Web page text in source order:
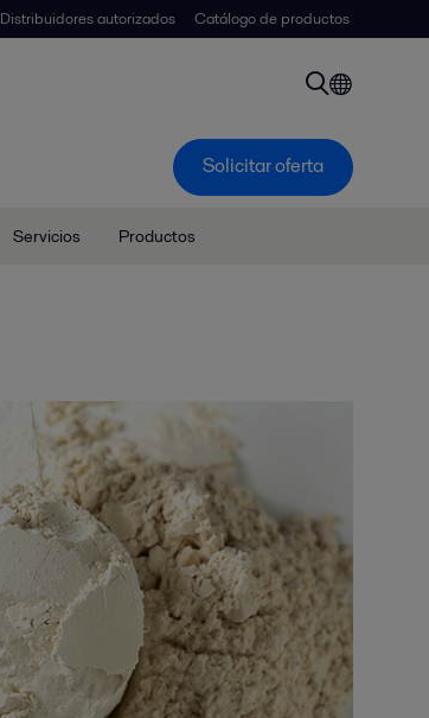
Distribuidores autorizados Catálogo de productos
Solicitar oferta
Servicios Productos